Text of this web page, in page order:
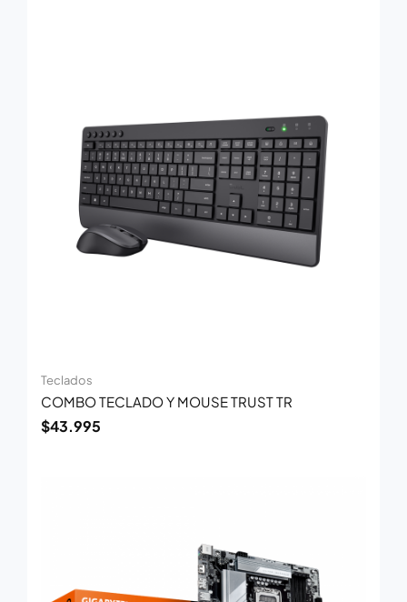
Teclados
COMBO TECLADO Y MOUSE TRUST TR
$43.995